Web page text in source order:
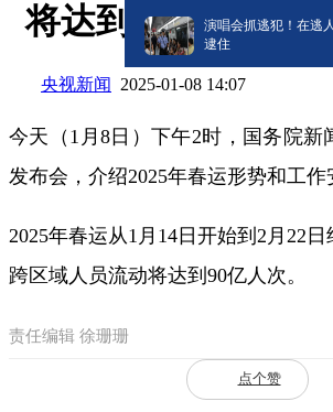
演唱会抓逃犯！在逃
逮住
将达到90亿人次
央视新闻 2025-01-08 14:07
今天（1月8日）下午2时，国务院新
发布会，介绍2025年春运形势和工作
2025年春运从1月14日开始到2月22日
跨区域人员流动将达到90亿人次。
责任编辑 徐珊珊
点个赞